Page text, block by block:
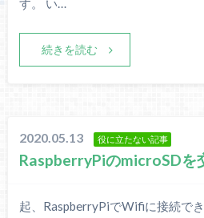
す。 い…
続きを読む
2020.05.13 役に立たない記事
RaspberryPiのmicroSDを
起、RaspberryPiでWifiに接続で